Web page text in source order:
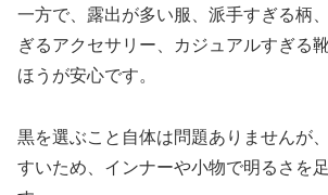
一方で、露出が多い服、派手すぎる柄
ぎるアクセサリー、カジュアルすぎる
ほうが安心です。
黒を選ぶこと自体は問題ありませんが
すいため、インナーや小物で明るさを